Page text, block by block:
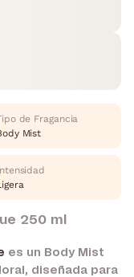
de Fragancia
Mist
250 ml
es un Body Mist
diseñada para